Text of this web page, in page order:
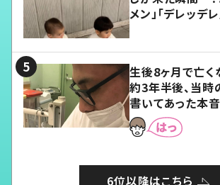
メン」「デレッデ
生後8ヶ月で亡
約3年半後、当
書いてあった本
6位以降はこちら